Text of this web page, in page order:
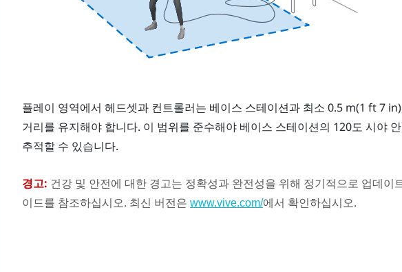
플레이 영역에서 헤드셋과 컨트롤러는 베이스 스테이션과 최소 0.5 m(1 ft 7
거리를 유지해야 합니다. 이 범위를 준수해야 베이스 스테이션의 120도 시야
추적할 수 있습니다.
경고: 건강 및 안전에 대한 경고는 정확성과 완전성을 위해 정기적으로 업데이
이드를 참조하십시오. 최신 버전은 www.vive.com/에서 확인하십시오.